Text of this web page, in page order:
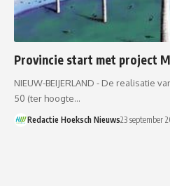
Provincie start met project
NIEUW-BEIJERLAND - De realisatie
50 (ter hoogte…
Redactie Hoeksch Nieuws23 september